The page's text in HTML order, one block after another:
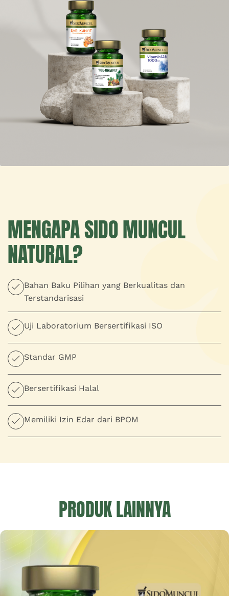
MENGAPA SIDO MUNCUL
NATURAL?
Bahan Baku Pilihan yang Berkualitas dan
Terstandarisasi
Uji Laboratorium Bersertifikasi ISO
Standar GMP
Bersertifikasi Halal
Memiliki Izin Edar dari BPOM
PRODUK LAINNYA